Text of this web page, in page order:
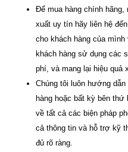
Để mua hàng chính hãng,
xuất uy tín hãy liên hệ đến
cho khách hàng của
khách hàng sử dụng các
phí, và mang lại hiệu quả
Chúng tôi luôn hướng
hàng hoặc bất kỳ bên thứ
về tất cả các biện pháp
cả thông tin và hỗ trợ kỹ
đủ rõ ràng.